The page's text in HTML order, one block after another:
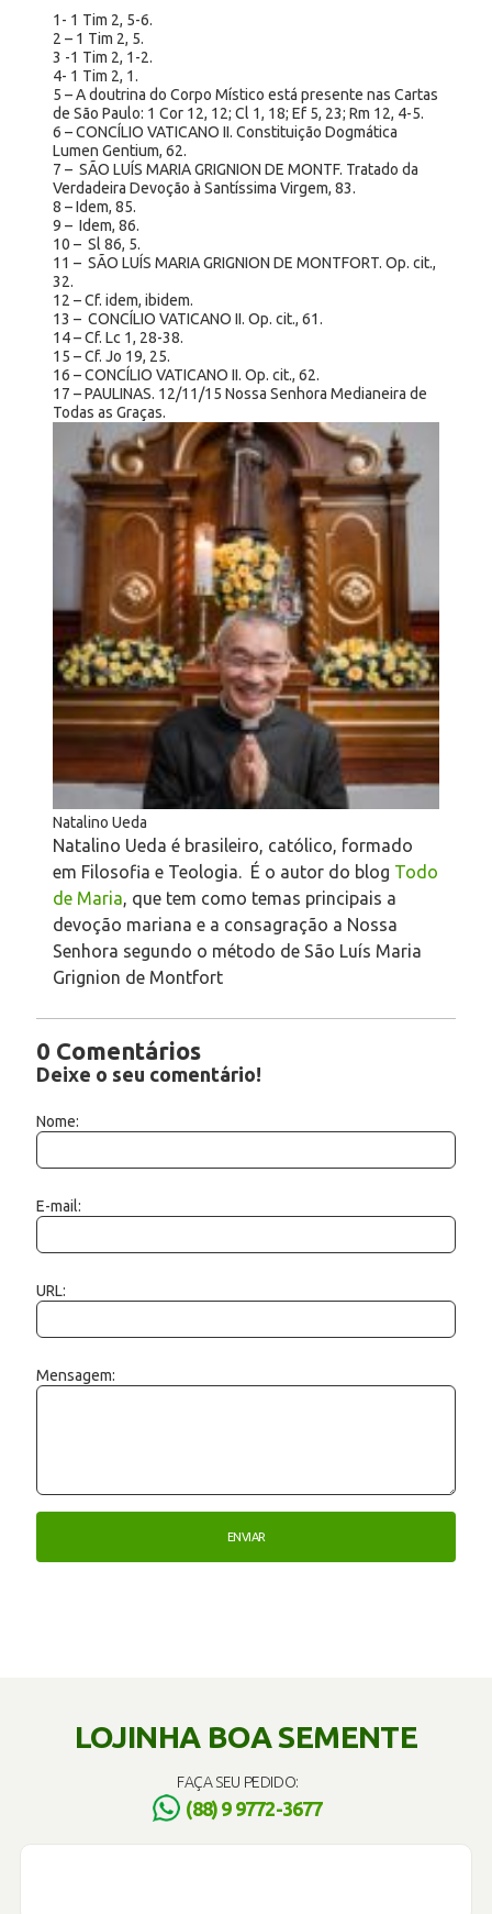
1- 1 Tim 2, 5-6.
2 – 1 Tim 2, 5.
3 -1 Tim 2, 1-2.
4- 1 Tim 2, 1.
5 – A doutrina do Corpo Místico está presente nas Cartas
de São Paulo: 1 Cor 12, 12; Cl 1, 18; Ef 5, 23; Rm 12, 4-5.
6 – CONCÍLIO VATICANO II. Constituição Dogmática
Lumen Gentium, 62.
7 – SÃO LUÍS MARIA GRIGNION DE MONTF. Tratado da
Verdadeira Devoção à Santíssima Virgem, 83.
8 – Idem, 85.
9 – Idem, 86.
10 – Sl 86, 5.
11 – SÃO LUÍS MARIA GRIGNION DE MONTFORT. Op. cit.,
32.
12 – Cf. idem, ibidem.
13 – CONCÍLIO VATICANO II. Op. cit., 61.
14 – Cf. Lc 1, 28-38.
15 – Cf. Jo 19, 25.
16 – CONCÍLIO VATICANO II. Op. cit., 62.
17 – PAULINAS. 12/11/15 Nossa Senhora Medianeira de
Todas as Graças.
Natalino Ueda
Natalino Ueda é brasileiro, católico, formado
em Filosofia e Teologia. É o autor do blog Todo
de Maria, que tem como temas principais a
devoção mariana e a consagração a Nossa
Senhora segundo o método de São Luís Maria
Grignion de Montfort
0 Comentários
Deixe o seu comentário!
Nome:
E-mail:
URL:
Mensagem:
LOJINHA BOA SEMENTE
FAÇA SEU PEDIDO:
(88) 9 9772-3677